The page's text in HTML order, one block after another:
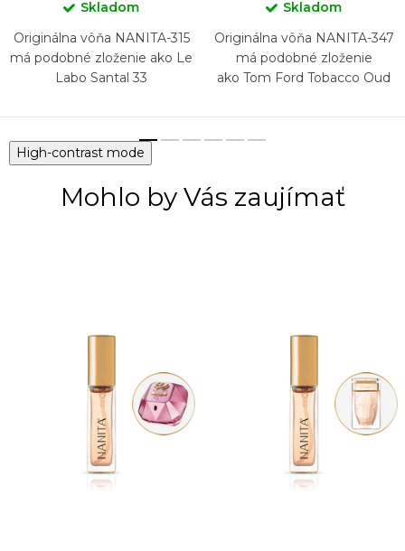
Skladom
Originálna vôňa NANITA-315
má podobné zloženie ako Le
Labo Santal 33
Skladom
Originálna vôňa NANITA-347
má podobné zloženie
ako Tom Ford Tobacco Oud
High-contrast mode
Mohlo by Vás zaujímať